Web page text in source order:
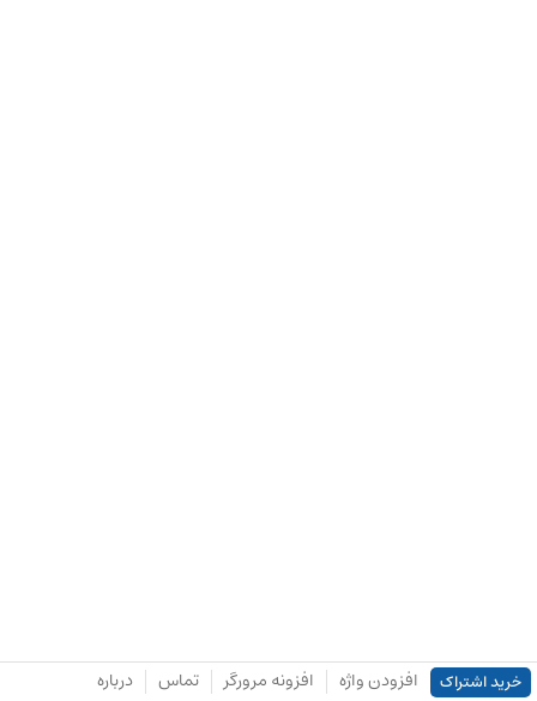
خرید اشتراک افزودن واژه افزونه مرورگر تماس درباره